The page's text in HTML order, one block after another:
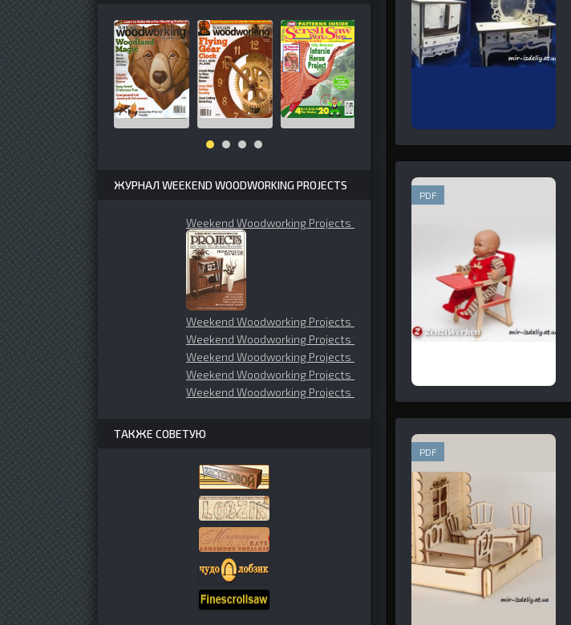
PDF
PDF
ЖУРНАЛ WEEKEND WOODWORKING PROJECTS
Weekend Woodworking Projects 1989 №01 (07) January
Weekend Woodworking Projects 1990 №01 (13)
Weekend Woodworking Projects 1989 №06 (12)
Weekend Woodworking Projects 1990 №02 (14)
Weekend Woodworking Projects 1995 №01 (43)
Weekend Woodworking Projects 1994 №04 (40)
ТАКЖЕ СОВЕТУЮ